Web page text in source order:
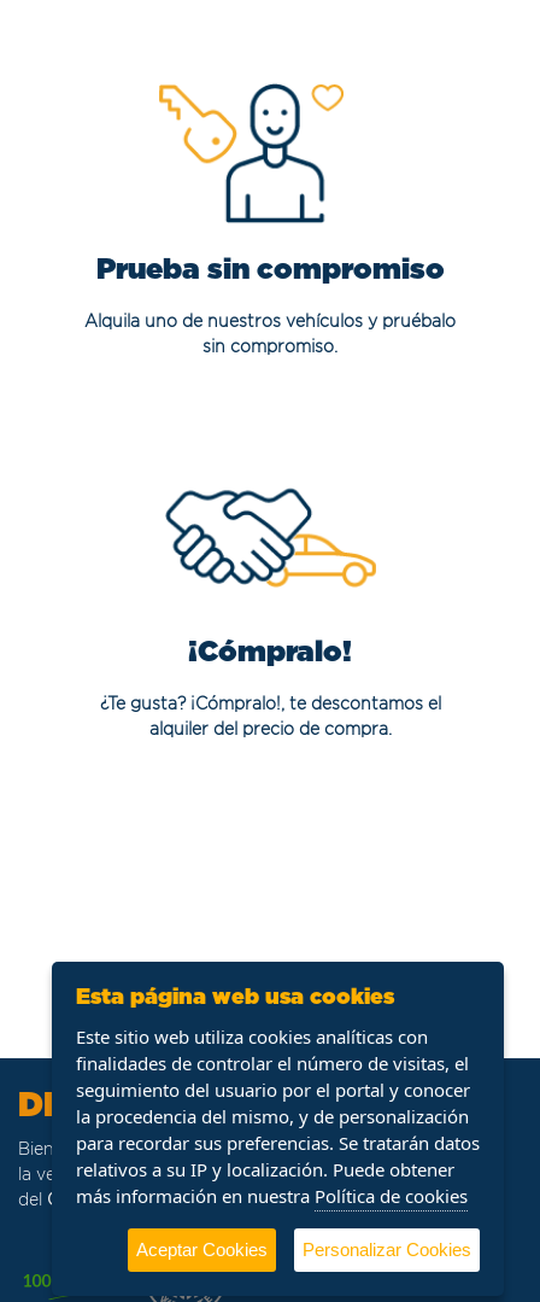
Prueba sin compromiso
Alquila uno de nuestros vehículos y pruébalo
sin compromiso.
¡Cómpralo!
¿Te gusta? ¡Cómpralo!, te descontamos el
alquiler del precio de compra.
DFM Ocasión
Bienvenido aDFM Ocasión, portal web especializado en
la venta de stock de vehículos procedentes de la flota
del Grupo DFM.
Esta página web usa cookies
Este sitio web utiliza cookies analíticas con
finalidades de controlar el número de visitas, el
seguimiento del usuario por el portal y conocer
la procedencia del mismo, y de personalización
para recordar sus preferencias. Se tratarán datos
relativos a su IP y localización. Puede obtener
más información en nuestra Política de cookies
Aceptar Cookies Personalizar Cookies